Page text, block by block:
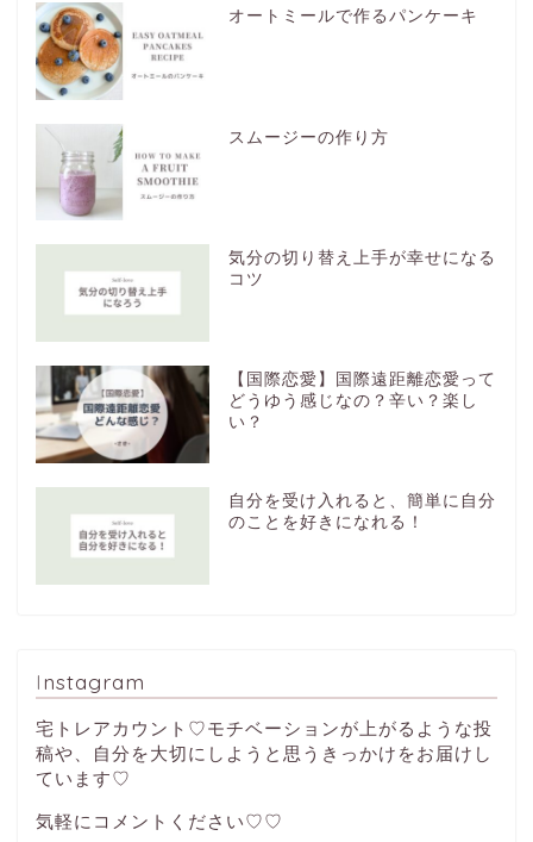
オートミールで作るパンケーキ
スムージーの作り方
気分の切り替え上手が幸せになる
コツ
【国際恋愛】国際遠距離恋愛って
どうゆう感じなの？辛い？楽し
い？
自分を受け入れると、簡単に自分
のことを好きになれる！
Instagram
宅トレアカウント♡モチベーションが上がるような投
稿や、自分を大切にしようと思うきっかけをお届けし
ています♡
気軽にコメントください♡♡